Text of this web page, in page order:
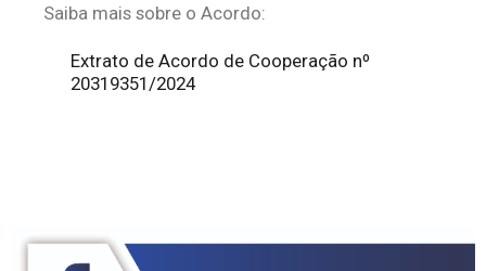
Saiba mais sobre o Acordo:
Extrato de Acordo de Cooperação nº
20319351/2024